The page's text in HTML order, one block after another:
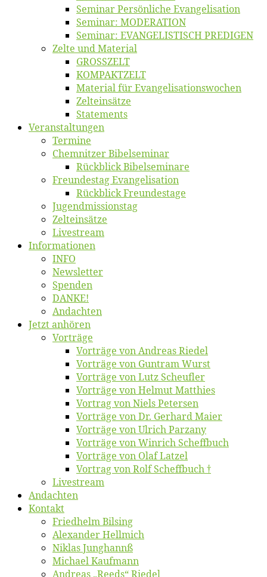
Se­mi­nar Per­sön­li­che Evangelisation
Se­mi­nar: MODERATION
Se­mi­nar: EVANGELISTISCH PREDIGEN
Zel­te und Material
GROSSZELT
KOMPAKTZELT
Ma­te­ri­al für Evangelisationswochen
Zelt­ein­sät­ze
State­ments
Ver­an­stal­tun­gen
Ter­mi­ne
Chemnit­zer Bibelseminar
Rück­blick Bibelseminare
Freun­des­tag Evangelisation
Rück­blick Freundestage
Jugend­mis­sions­tag
Zelt­ein­sät­ze
Live­stream
Informatio­nen
INFO
News­let­ter
Spen­den
DANKE!
An­dach­ten
Jetzt an­hö­ren
Vor­trä­ge
Vor­trä­ge von An­dre­as Riedel
Vor­trä­ge von Gun­tram Wurst
Vor­trä­ge von Lutz Scheufler
Vor­trä­ge von Hel­mut Matthies
Vor­trag von Niels Petersen
Vor­trä­ge von Dr. Ger­hard Maier
Vor­trä­ge von Ul­rich Parzany
Vor­trä­ge von Win­rich Scheffbuch
Vor­trä­ge von Olaf Latzel
Vor­trag von Rolf Scheffbuch †
Live­stream
An­dach­ten
Kon­takt
Fried­helm Bilsing
Alex­an­der Hellmich
Ni­klas Junghannß
Mi­cha­el Kaufmann
An­dre­as „Reeds“ Riedel